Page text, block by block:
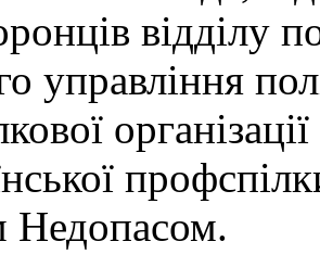
відділу
управління
Недопасом.